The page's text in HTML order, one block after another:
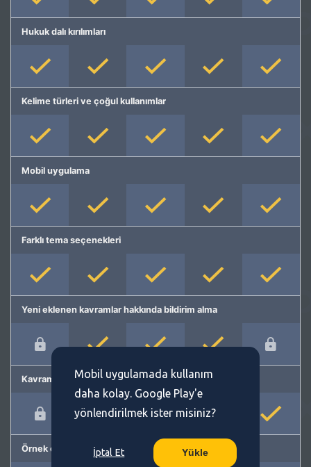
Hukuk dalı kırılımları
Kelime türleri ve çoğul kullanımlar
Mobil uygulama
Farklı tema seçenekleri
Yeni eklenen kavramlar hakkında bildirim alma
Kavram önerme
Örnek cümleler
Mobil uygulamada kullanım
daha kolay. Google Play'e
yönlendirilmek ister misiniz?
İptal Et Yükle